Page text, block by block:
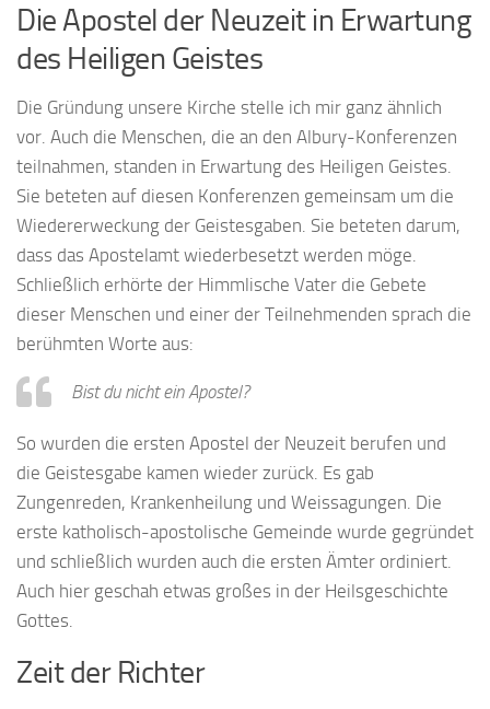
Die Apostel der Neuzeit in Erwartung
des Heiligen Geistes
Die Gründung unsere Kirche stelle ich mir ganz ähnlich
vor. Auch die Menschen, die an den Albury-Konferenzen
teilnahmen, standen in Erwartung des Heiligen Geistes.
Sie beteten auf diesen Konferenzen gemeinsam um die
Wiedererweckung der Geistesgaben. Sie beteten darum,
dass das Apostelamt wiederbesetzt werden möge.
Schließlich erhörte der Himmlische Vater die Gebete
dieser Menschen und einer der Teilnehmenden sprach die
berühmten Worte aus:
Bist du nicht ein Apostel?
So wurden die ersten Apostel der Neuzeit berufen und
die Geistesgabe kamen wieder zurück. Es gab
Zungenreden, Krankenheilung und Weissagungen. Die
erste katholisch-apostolische Gemeinde wurde gegründet
und schließlich wurden auch die ersten Ämter ordiniert.
Auch hier geschah etwas großes in der Heilsgeschichte
Gottes.
Zeit der Richter